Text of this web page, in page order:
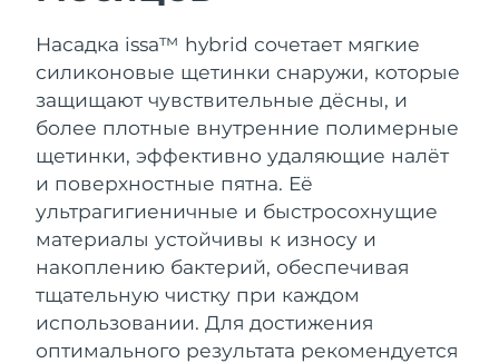
Насадка issa™ hybrid сочетает мягкие
силиконовые щетинки снаружи, которые
защищают чувствительные дёсны, и
более плотные внутренние полимерные
щетинки, эффективно удаляющие налёт
и поверхностные пятна. Её
ультрагигиеничные и быстросохнущие
материалы устойчивы к износу и
накоплению бактерий, обеспечивая
тщательную чистку при каждом
использовании. Для достижения
оптимального результата рекомендуется